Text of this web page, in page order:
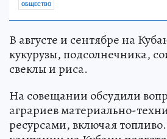
ОБЩЕСТВО
В августе и сентябре на
кукурузы, подсолнечника,
свеклы и риса.
На совещании обсудили
аграриев материально-
ресурсами, включая